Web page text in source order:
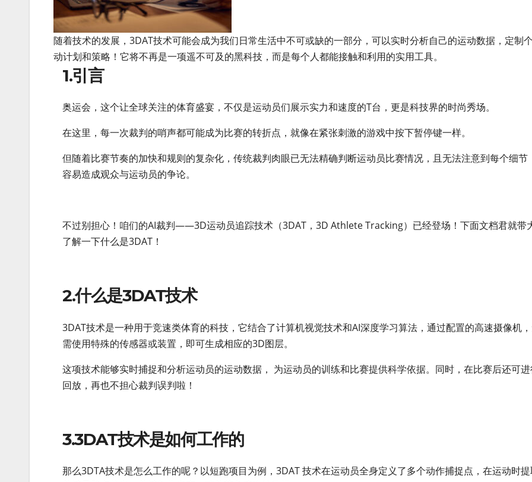
随着技术的发展，3DAT技术可能会成为我们日常生活中不可或缺的一部分，可以实时分析自己的运动数据，定制
动计划和策略！它将不再是一项遥不可及的黑科技，而是每个人都能接触和利用的实用工具。
1.引言
奥运会，这个让全球关注的体育盛宴，不仅是运动员们展示实力和速度的T台，更是科技界的时尚秀场。
在这里，每一次裁判的哨声都可能成为比赛的转折点，就像在紧张刺激的游戏中按下暂停键一样。
但随着比赛节奏的加快和规则的复杂化，传统裁判肉眼已无法精确判断运动员比赛情况，且无法注意到每个细节
容易造成观众与运动员的争论。
不过别担心！咱们的AI裁判——3D运动员追踪技术（3DAT，3D Athlete Tracking）已经登场！下面文档君就带
了解一下什么是3DAT！
2.什么是3DAT技术
3DAT技术是一种用于竞速类体育的科技，它结合了计算机视觉技术和AI深度学习算法，通过配置的高速摄像机
需使用特殊的传感器或装置，即可生成相应的3D图层。
这项技术能够实时捕捉和分析运动员的运动数据， 为运动员的训练和比赛提供科学依据。同时，在比赛后还可
回放，再也不担心裁判误判啦！
3.3DAT技术是如何工作的
那么3DTA技术是怎么工作的呢？以短跑项目为例，3DAT 技术在运动员全身定义了多个动作捕捉点，在运动时